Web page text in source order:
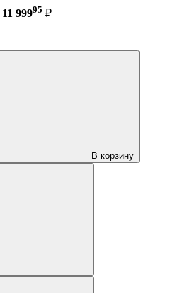
11 99995 ₽
В корзину